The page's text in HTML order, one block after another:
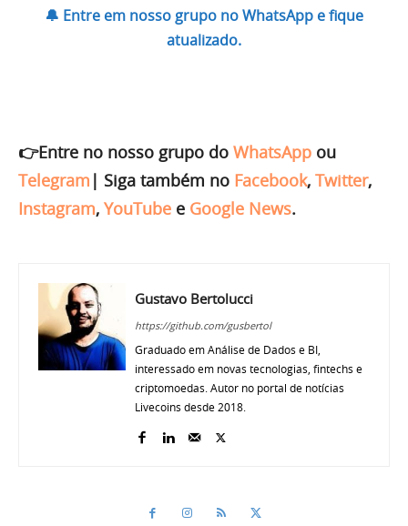
🔔 Entre em nosso grupo no WhatsApp e fique
atualizado.
👉Entre no nosso grupo do WhatsApp ou
Telegram | Siga também no Facebook, Twitter,
Instagram, YouTube e Google News.
Gustavo Bertolucci
https://github.com/gusbertol
Graduado em Análise de Dados e BI,
interessado em novas tecnologias, fintechs e
criptomoedas. Autor no portal de notícias
Livecoins desde 2018.